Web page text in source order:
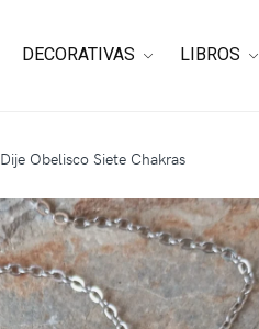
DECORATIVAS LIBROS
Dije Obelisco Siete Chakras